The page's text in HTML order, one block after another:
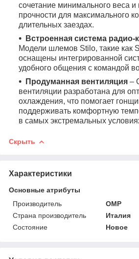
сочетание минимального веса и
прочности для максимального
длительных заездах.
Встроенная система
Модели шлемов Stilo, такие как
оснащены интегрированной
удобного общения с командой
Продуманная вентиляция –
вентиляции разработана для
охлаждения, что помогает
поддерживать комфортную
в самых экстремальных
Скрыть
Характеристики
Основные атрибуты
Производитель
OMP
Страна производитель
Италия
Состояние
Новое